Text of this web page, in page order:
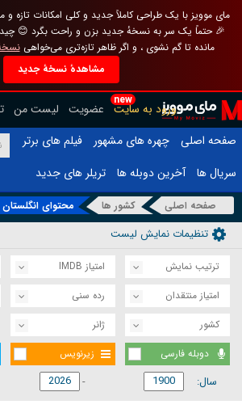
مای موویز با یک طراحی کاملاً جدید و کلی امکانات تازه و
🎉 حتماً یک سر به نسخهٔ جدید بزن و راحت بگرد 😊
مانده تا گم نشوی ، و اگر ظاهر تازه‌تری می‌خواهی
مشاهدهٔ نسخهٔ جدید
new
ورود به سایت عضویت لیست من
صفحه اصلی
چهره های مشهور
فیلم های برتر
سریال ها
آخرین دوبله ها تریلر های جدید
صفحه اصلی کشور ها محتوای انگلستان
تنظیمات نمایش لیست
ترتیب نمایش امتیاز IMDB
امتیاز منتقدان
رده سنی
کشور
ژانر
دوبله فارسی
زیرنویس
سال: